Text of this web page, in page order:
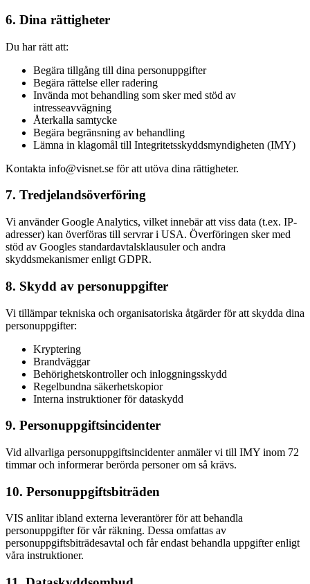
6. Dina rättigheter
Du har rätt att:
Begära tillgång till dina personuppgifter
Begära rättelse eller radering
Invända mot behandling som sker med stöd av
intresseavvägning
Återkalla samtycke
Begära begränsning av behandling
Lämna in klagomål till Integritetsskyddsmyndigheten (IMY)
Kontakta info@visnet.se för att utöva dina rättigheter.
7. Tredjelandsöverföring
Vi använder Google Analytics, vilket innebär att viss data (t.ex. IP-
adresser) kan överföras till servrar i USA. Överföringen sker med
stöd av Googles standardavtalsklausuler och andra
skyddsmekanismer enligt GDPR.
8. Skydd av personuppgifter
Vi tillämpar tekniska och organisatoriska åtgärder för att skydda dina
personuppgifter:
Kryptering
Brandväggar
Behörighetskontroller och inloggningsskydd
Regelbundna säkerhetskopior
Interna instruktioner för dataskydd
9. Personuppgiftsincidenter
Vid allvarliga personuppgiftsincidenter anmäler vi till IMY inom 72
timmar och informerar berörda personer om så krävs.
10. Personuppgiftsbiträden
VIS anlitar ibland externa leverantörer för att behandla
personuppgifter för vår räkning. Dessa omfattas av
personuppgiftsbiträdesavtal och får endast behandla uppgifter enligt
våra instruktioner.